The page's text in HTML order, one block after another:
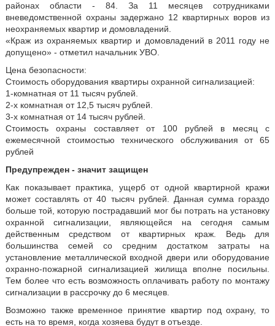
районах области - 84. За 11 месяцев сотрудниками
вневедомственной охраны задержано 12 квартирных воров из
неохраняемых квартир и домовладений.
«Краж из охраняемых квартир и домовладений в 2011 году не
допущено» - отметил начальник УВО.
Цена безопасности:
Стоимость оборудования квартиры охранной сигнализацией:
1-комнатная от 11 тысяч рублей.
2-х комнатная от 12,5 тысяч рублей.
3-х комнатная от 14 тысяч рублей.
Стоимость охраны составляет от 100 рублей в месяц с
ежемесячной стоимостью технического обслуживания от 65
рублей
Предупрежден - значит защищен
Как показывает практика, ущерб от одной квартирной кражи
может составлять от 40 тысяч рублей. Данная сумма гораздо
больше той, которую пострадавший мог бы потрать на установку
охранной сигнализации, являющейся на сегодня самым
действенным средством от квартирных краж. Ведь для
большинства семей со средним достатком затраты на
установление металлической входной двери или оборудование
охранно-пожарной сигнализацией жилища вполне посильны.
Тем более что есть возможность оплачивать работу по монтажу
сигнализации в рассрочку до 6 месяцев.
Возможно также временное принятие квартир под охрану, то
есть на то время, когда хозяева будут в отъезде.